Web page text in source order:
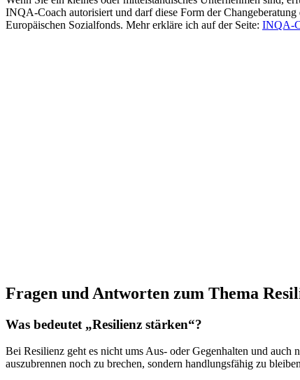
INQA-Coach autorisiert und darf diese Form der
Europäischen Sozialfonds. Mehr erkläre ich auf der Seite: INQA-
Fragen und Antworten zum Thema
Was bedeutet „Resilienz stärken“?
Bei Resilienz geht es nicht ums Aus- oder Gegenhalten und
auszubrennen noch zu brechen, sondern handlungsfähig zu